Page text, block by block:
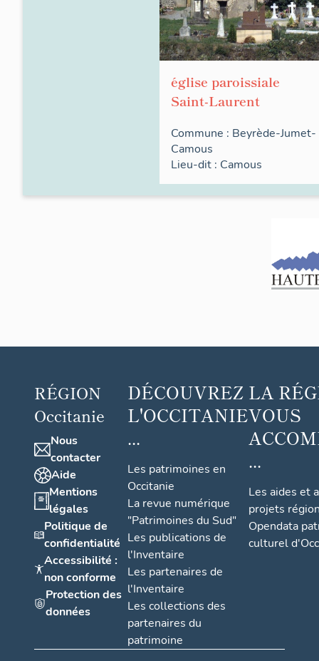
église paroissiale
Saint-Laurent
Commune : Beyrède-Jumet-
Camous
Lieu-dit : Camous
RÉGION
Occitanie
Nous
contacter
Aide
Mentions
légales
Politique de
confidentialité
Accessibilité :
non conforme
Protection des
données
DÉCOUVREZ
L'OCCITANIE
...
Les patrimoines en
Occitanie
La revue numérique
"Patrimoines du Sud"
Les publications de
l'Inventaire
Les partenaires de
l'Inventaire
Les collections des
partenaires du
patrimoine
LA
VOUS
...
Les aides et
projets
Opendata
culturel